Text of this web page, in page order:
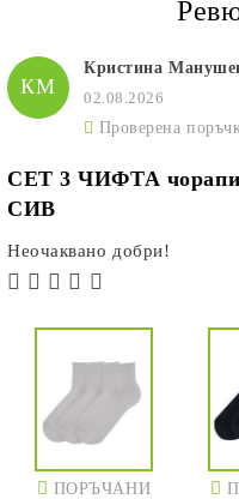
КМ
Кристина
02.08.2026
Проверена
СЕТ 3 ЧИФТА
СИВ
Неочаквано добри!
ПОРЪЧАНИ